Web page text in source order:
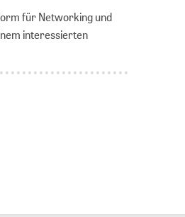
für Networking und
interessierten